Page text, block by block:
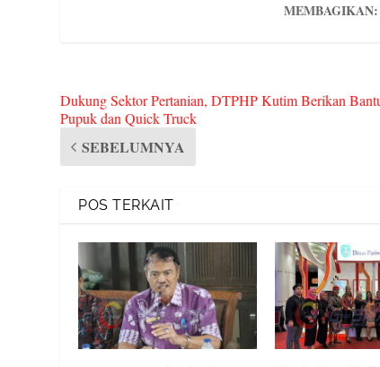
MEMBAGIKAN:
Dukung Sektor Pertanian, DTPHP Kutim Berikan
Pupuk dan Quick Truck
SEBELUMNYA
POS TERKAIT